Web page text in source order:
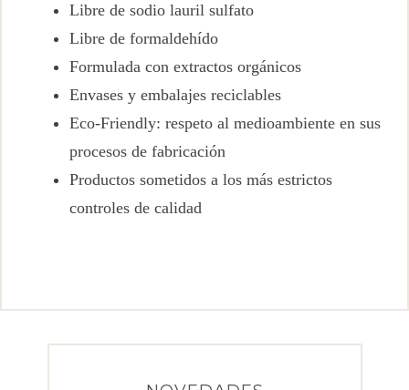
Libre de sodio lauril sulfato
Libre de formaldehído
Formulada con extractos orgánicos
Envases y embalajes reciclables
Eco-Friendly: respeto al medioambiente en sus
procesos de fabricación
Productos sometidos a los más estrictos
controles de calidad